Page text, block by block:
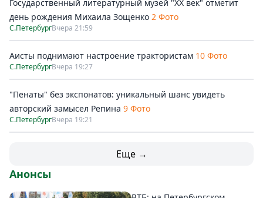
Государственный литературный музей "ХХ век" отметит
день рождения Михаила Зощенко 2 Фото
С.ПетербургВчера 21:59
Аисты поднимают настроение трактористам 10 Фото
С.ПетербургВчера 19:27
"Пенаты" без экспонатов: уникальный шанс увидеть
авторский замысел Репина 9 Фото
С.ПетербургВчера 19:21
Еще →
Анонсы